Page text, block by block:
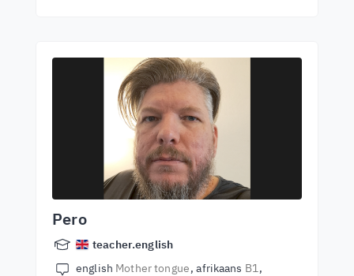
Pero
teacher.english
english Mother tongue afrikaans B1